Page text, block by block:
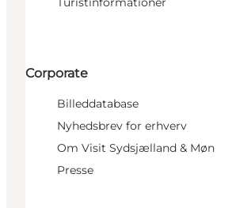
Corporate
Billeddatabase
Nyhedsbrev for erhverv
Om Visit Sydsjælland & Møn
Presse